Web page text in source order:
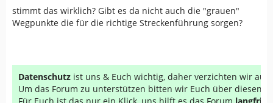
stimmt das wirklich? Gibt es da nicht auch die "grauen"
Wegpunkte die für die richtige Streckenführung sorgen?
Datenschutz ist uns & Euch wichtig, daher verzichten wir auf
Um das Forum zu unterstützen bitten wir Euch über diesen